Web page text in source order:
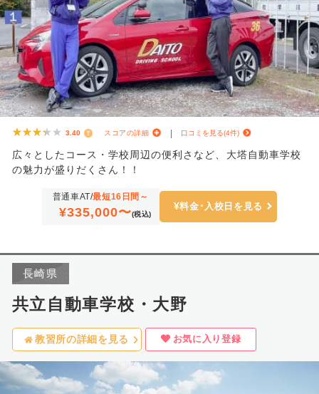
★★★★★
★★★★★ 3.40 スコアの詳細 口コミを見る(4件)
広々としたコース・学校周辺の便利さなど、大塔自動車学校
の魅力が盛りだくさん！！
普通車AT/最短16日間～
¥335,000〜(税込)
料金･入校日を見る
長崎県
共立自動車学校・大野
教習所の詳細を見る お気に入り登録